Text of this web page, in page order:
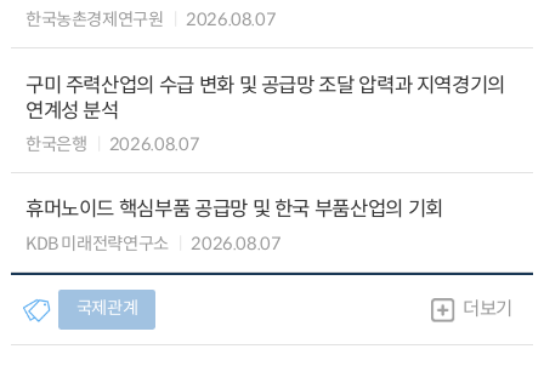
한국농촌경제연구원 2026.08.07
구미 주력산업의 수급 변화 및 공급망 조달 압력과 지역경기의
연계성 분석
한국은행 2026.08.07
휴머노이드 핵심부품 공급망 및 한국 부품산업의 기회
KDB 미래전략연구소 2026.08.07
국제관계 더보기